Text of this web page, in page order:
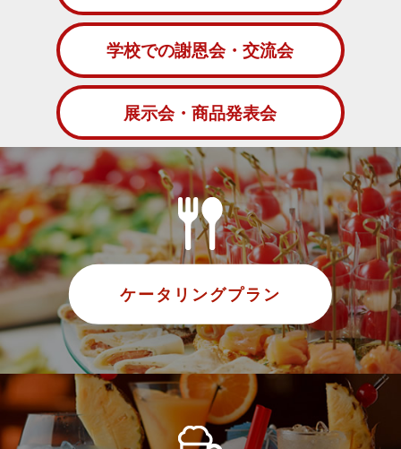
学校での謝恩会・交流会
展示会・商品発表会
ケータリングプラン